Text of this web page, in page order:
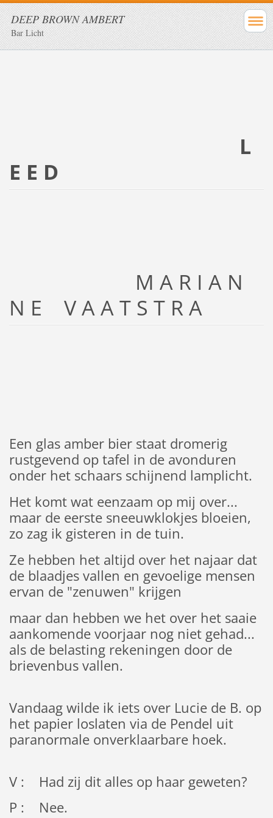
DEEP BROWN AMBERT
Bar Licht
L
E E D
M A R I A N
N E V A A T S T R A
Een glas amber bier staat dromerig
rustgevend op tafel in de avonduren
onder het schaars schijnend lamplicht.
Het komt wat eenzaam op mij over...
maar de eerste sneeuwklokjes bloeien,
zo zag ik gisteren in de tuin.
Ze hebben het altijd over het najaar dat
de blaadjes vallen en gevoelige mensen
ervan de "zenuwen" krijgen
maar dan hebben we het over het saaie
aankomende voorjaar nog niet gehad...
als de belasting rekeningen door de
brievenbus vallen.
Vandaag wilde ik iets over Lucie de B. op
het papier loslaten via de Pendel uit
paranormale onverklaarbare hoek.
V : Had zij dit alles op haar geweten?
P : Nee.